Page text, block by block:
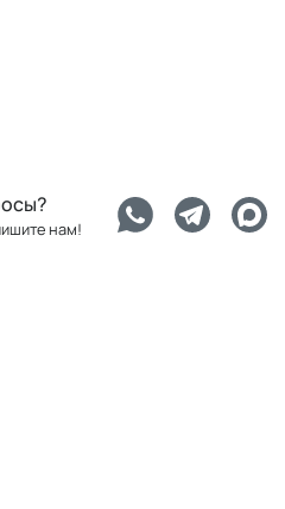
нам!